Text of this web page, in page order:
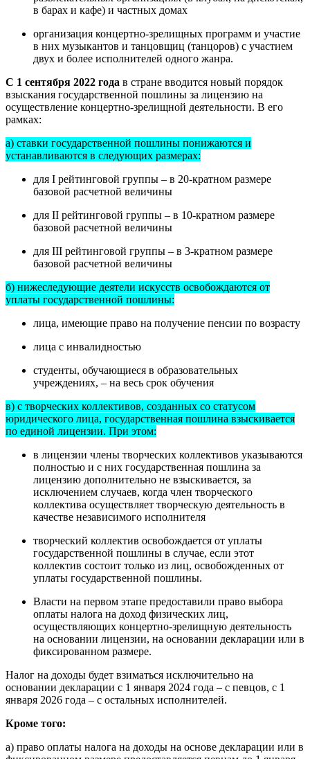
в барах и кафе) и частных домах
организация концертно-зрелищных программ и участие
в них музыкантов и танцовщиц (танцоров) с участием
двух и более исполнителей одного жанра.
С 1 сентября 2022 года в стране вводится новый порядок
взыскания государственной пошлины за лицензию на
осуществление концертно-зрелищной деятельности. В его
рамках:
а) ставки государственной пошлины понижаются и
устанавливаются в следующих размерах:
для I рейтинговой группы – в 20-кратном размере
базовой расчетной величины
для II рейтинговой группы – в 10-кратном размере
базовой расчетной величины
для III рейтинговой группы – в 3-кратном размере
базовой расчетной величины
б) нижеследующие деятели искусств освобождаются от
уплаты государственной пошлины:
лица, имеющие право на получение пенсии по возрасту
лица с инвалидностью
студенты, обучающиеся в образовательных
учреждениях, – на весь срок обучения
в) с творческих коллективов, созданных со статусом
юридического лица, государственная пошлина взыскивается
по единой лицензии. При этом:
в лицензии члены творческих коллективов указываются
полностью и с них государственная пошлина за
лицензию дополнительно не взыскивается, за
исключением случаев, когда член творческого
коллектива осуществляет творческую деятельность в
качестве независимого исполнителя
творческий коллектив освобождается от уплаты
государственной пошлины в случае, если этот
коллектив состоит только из лиц, освобожденных от
уплаты государственной пошлины.
Власти на первом этапе предоставили право выбора
оплаты налога на доход физических лиц,
осуществляющих концертно-зрелищную деятельность
на основании лицензии, на основании декларации или в
фиксированном размере.
Налог на доходы будет взиматься исключительно на
основании декларации с 1 января 2024 года – с певцов, с 1
января 2026 года – с остальных исполнителей.
Кроме того:
а) право оплаты налога на доходы на основе декларации или в